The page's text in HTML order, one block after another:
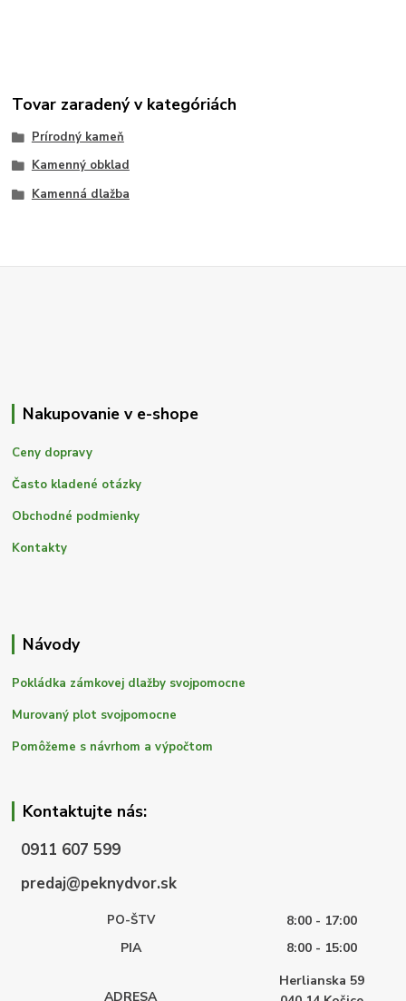
Tovar zaradený v kategóriách
Prírodný kameň
Kamenný obklad
Kamenná dlažba
Nakupovanie v e-shope
Ceny dopravy
Často kladené otázky
Obchodné podmienky
Kontakty
Návody
Pokládka zámkovej dlažby svojpomocne
Murovaný plot svojpomocne
Pomôžeme s návrhom a výpočtom
Kontaktujte nás:
0911 607 599
predaj@peknydvor.sk
PO-ŠTV
8:00 - 17:00
PIA
8:00 - 15:00
ADRESA
Herlianska 59